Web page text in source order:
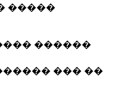
�����
������
��� ��